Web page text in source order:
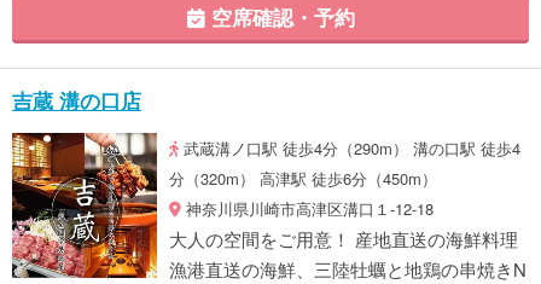
空席確認・予約
吉蔵 溝の口店
武蔵溝ノ口駅 徒歩4分（290m） 溝の口駅 徒歩4
分（320m） 高津駅 徒歩6分（450m）
神奈川県川崎市高津区溝口１-12-18
大人の空間をご用意！ 産地直送の海鮮料理
漁港直送の海鮮、三陸牡蠣と地鶏の串焼きN